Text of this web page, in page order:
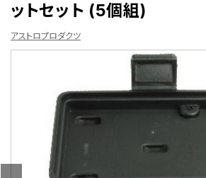
ットセット (5個組)
アストロプロダクツ